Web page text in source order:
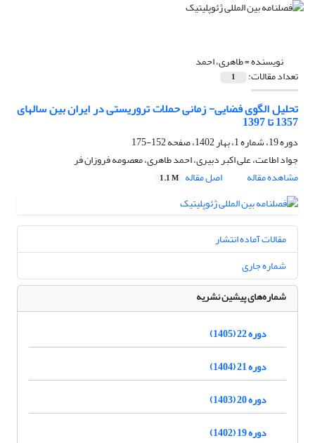
نویسنده =طاهری، احمد
تعداد مقالات: 1
تحلیل الگوی فضایی- زمانی حملات تروریستی در ایران بین سال‏های
1357 تا 1397
دوره 19، شماره 1، بهار 1402، صفحه
152-175
جواد اطاعت، علی اکبر دبیری، احمد طاهری، معصومه فروزان فر
مشاهده مقاله
اصل مقاله 1.1 M
مقالات آماده انتشار
شماره جاری
شماره‌های پیشین نشریه
دوره 22 (1405)
دوره 21 (1404)
دوره 20 (1403)
دوره 19 (1402)